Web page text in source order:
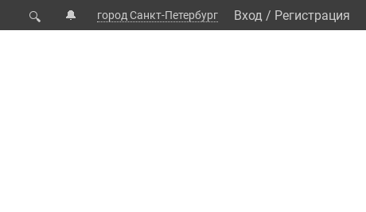
🔍 🔔 город Санкт-Петербург Вход / Регистрация